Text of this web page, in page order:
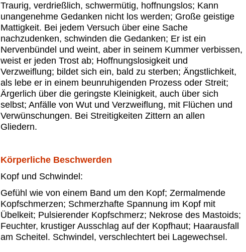
Traurig, verdrießlich, schwermütig, hoffnungslos; Kann
unangenehme Gedanken nicht los werden; Große geistige
Mattigkeit. Bei jedem Versuch über eine Sache
nachzudenken, schwinden die Gedanken; Er ist ein
Nervenbündel und weint, aber in seinem Kummer verbissen,
weist er jeden Trost ab; Hoffnungslosigkeit und
Verzweiflung; bildet sich ein, bald zu sterben; Ängstlichkeit,
als lebe er in einem beunruhigenden Prozess oder Streit;
Ärgerlich über die geringste Kleinigkeit, auch über sich
selbst; Anfälle von Wut und Verzweiflung, mit Flüchen und
Verwünschungen. Bei Streitigkeiten Zittern an allen
Gliedern.
Körperliche Beschwerden
Kopf und Schwindel:
Gefühl wie von einem Band um den Kopf; Zermalmende
Kopfschmerzen; Schmerzhafte Spannung im Kopf mit
Übelkeit; Pulsierender Kopfschmerz; Nekrose des Mastoids;
Feuchter, krustiger Ausschlag auf der Kopfhaut; Haarausfall
am Scheitel. Schwindel, verschlechtert bei Lagewechsel.